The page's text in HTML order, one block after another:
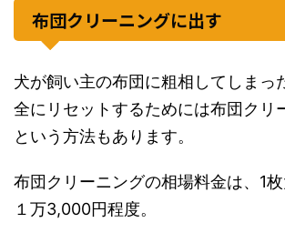
布団クリーニングに出す
犬が飼い主の布団に粗相してしまっ
全にリセットするためには布団クリ
という方法もあります。
布団クリーニングの相場料金は、1
１万3,000円程度。